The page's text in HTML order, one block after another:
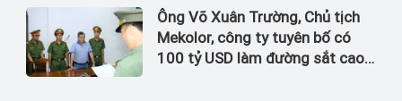
Ông Võ Xuân Trường, Chủ tịch
Mekolor, công ty tuyên bố có
100 tỷ USD làm đường sắt cao